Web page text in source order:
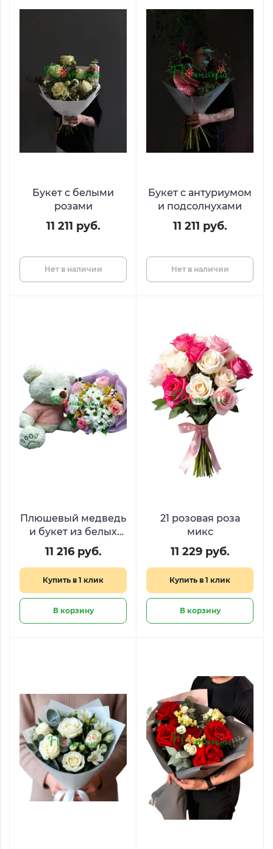
Букет с белыми
розами
11 211 руб.
Нет в наличии
Букет с антуриумом
и подсолнухами
11 211 руб.
Нет в наличии
Плюшевый медведь
и букет из белых
хризантем, розовых
роз и альстромерий
11 216 руб.
Купить в 1 клик
В корзину
21 розовая роза
микс
11 229 руб.
Купить в 1 клик
В корзину